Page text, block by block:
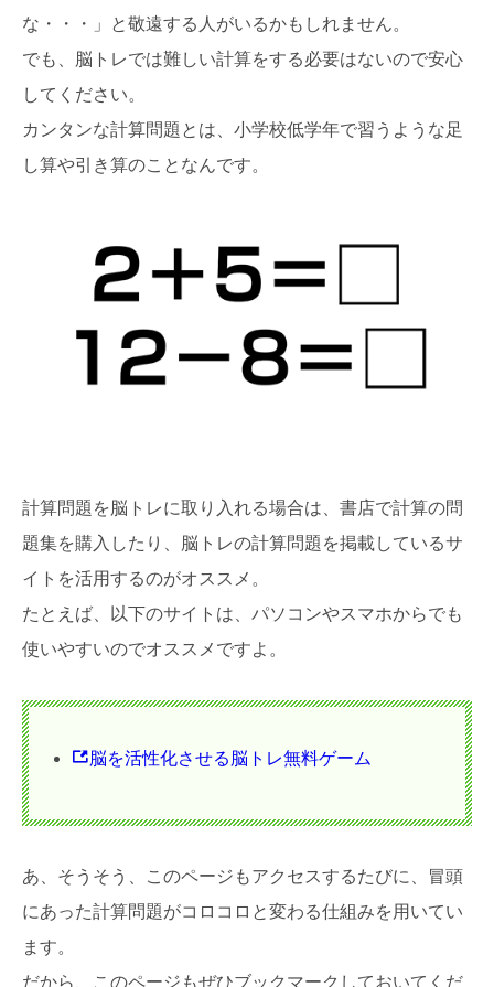
な・・・」と敬遠する人がいるかもしれません。
でも、脳トレでは難しい計算をする必要はないので安心
してください。
カンタンな計算問題とは、小学校低学年で習うような足
し算や引き算のことなんです。
計算問題を脳トレに取り入れる場合は、書店で計算の問
題集を購入したり、脳トレの計算問題を掲載しているサ
イトを活用するのがオススメ。
たとえば、以下のサイトは、パソコンやスマホからでも
使いやすいのでオススメですよ。
脳を活性化させる脳トレ無料ゲーム
あ、そうそう、このページもアクセスするたびに、冒頭
にあった計算問題がコロコロと変わる仕組みを用いてい
ます。
だから、このページもぜひブックマークしておいてくだ